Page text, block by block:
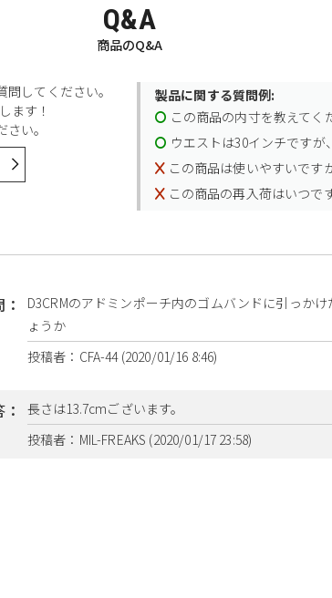
Q&A
商品のQ&A
してください。
ます！
い。
製品に関する質問例:
この商品の内寸を教えてく
ウエストは30インチですが
この商品は使いやすいです
この商品の再入荷はいつで
D3CRMのアドミンポーチ内のゴムバンドに引っか
ょうか
投稿者：CFA-44 (2020/01/16 8:46)
長さは13.7cmございます。
投稿者：MIL-FREAKS (2020/01/17 23:58)